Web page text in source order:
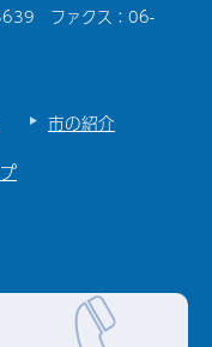
ファクス：06-
市の紹介